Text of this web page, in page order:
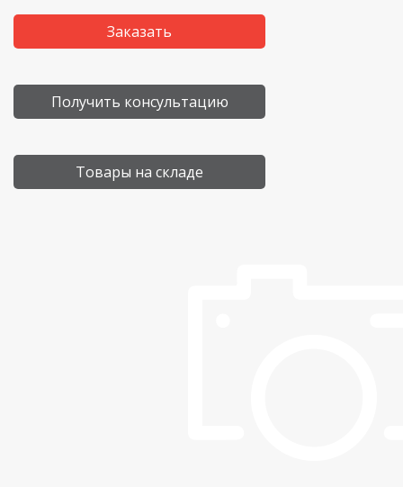
Заказать
Получить консультацию
Товары на складе